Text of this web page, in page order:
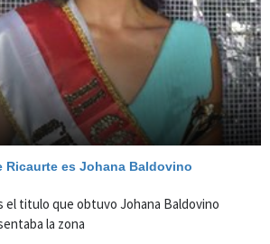
Ricaurte es Johana Baldovino
el titulo que obtuvo Johana Baldovino
la zona